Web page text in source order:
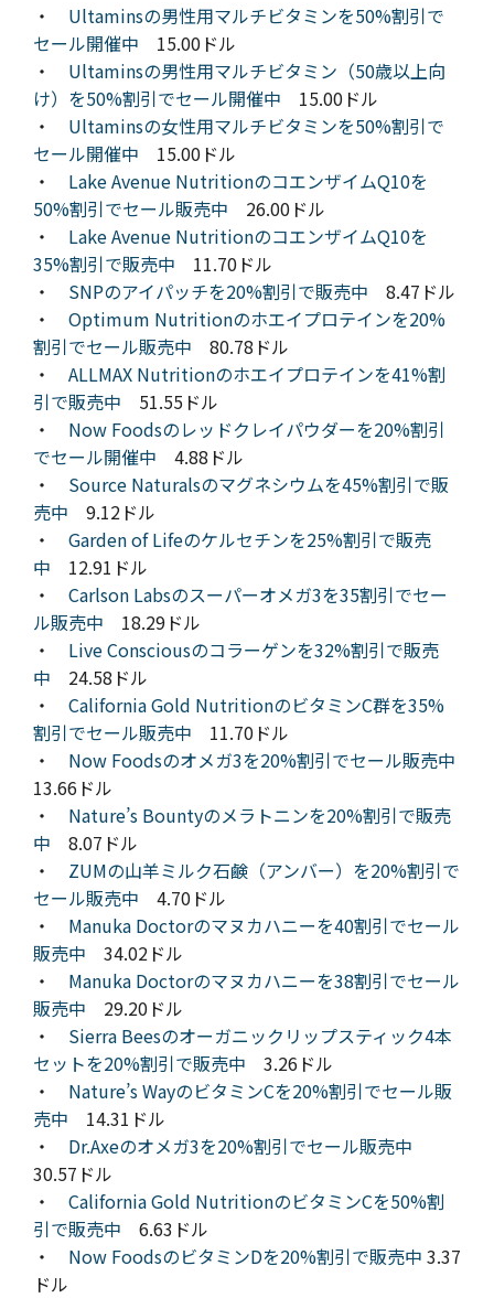
・ Ultaminsの男性用マルチビタミンを50%割引で
セール開催中 15.00ドル
・ Ultaminsの男性用マルチビタミン（50歳以上向
け）を50%割引でセール開催中 15.00ドル
・ Ultaminsの女性用マルチビタミンを50%割引で
セール開催中 15.00ドル
・ Lake Avenue NutritionのコエンザイムQ10を
50%割引でセール販売中 26.00ドル
・ Lake Avenue NutritionのコエンザイムQ10を
35%割引で販売中 11.70ドル
・ SNPのアイパッチを20%割引で販売中 8.47ドル
・ Optimum Nutritionのホエイプロテインを20%
割引でセール販売中 80.78ドル
・ ALLMAX Nutritionのホエイプロテインを41%割
引で販売中 51.55ドル
・ Now Foodsのレッドクレイパウダーを20%割引
でセール開催中 4.88ドル
・ Source Naturalsのマグネシウムを45%割引で販
売中 9.12ドル
・ Garden of Lifeのケルセチンを25%割引で販売
中 12.91ドル
・ Carlson Labsのスーパーオメガ3を35割引でセー
ル販売中 18.29ドル
・ Live Consciousのコラーゲンを32%割引で販売
中 24.58ドル
・ California Gold NutritionのビタミンC群を35%
割引でセール販売中 11.70ドル
・ Now Foodsのオメガ3を20%割引でセール販売中
13.66ドル
・ Nature’s Bountyのメラトニンを20%割引で販売
中 8.07ドル
・ ZUMの山羊ミルク石鹸（アンバー）を20%割引で
セール販売中 4.70ドル
・ Manuka Doctorのマヌカハニーを40割引でセール
販売中 34.02ドル
・ Manuka Doctorのマヌカハニーを38割引でセール
販売中 29.20ドル
・ Sierra Beesのオーガニックリップスティック4本
セットを20%割引で販売中 3.26ドル
・ Nature’s WayのビタミンCを20%割引でセール販
売中 14.31ドル
・ Dr.Axeのオメガ3を20%割引でセール販売中
30.57ドル
・ California Gold NutritionのビタミンCを50%割
引で販売中 6.63ドル
・ Now FoodsのビタミンDを20%割引で販売中 3.37
ドル